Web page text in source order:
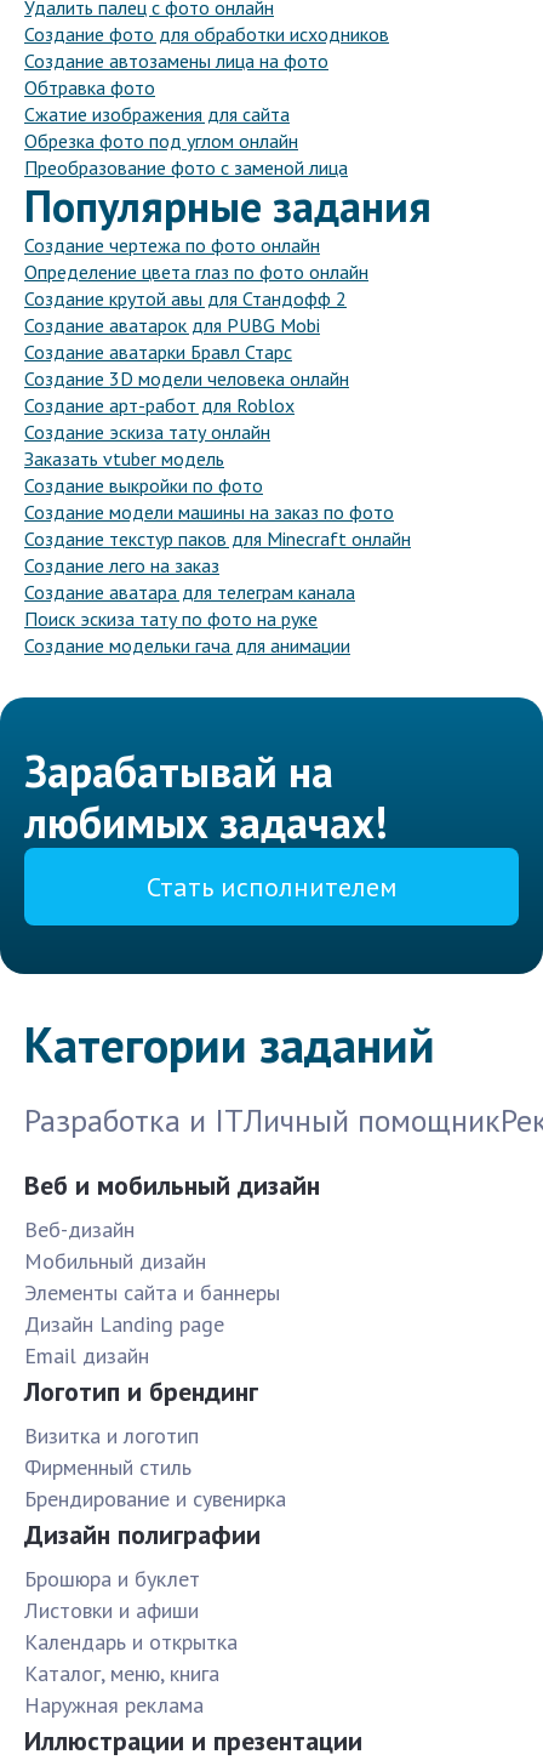
Удалить палец с фото онлайн
Создание фото для обработки исходников
Создание автозамены лица на фото
Обтравка фото
Сжатие изображения для сайта
Обрезка фото под углом онлайн
Преобразование фото с заменой лица
Популярные задания
Создание чертежа по фото онлайн
Определение цвета глаз по фото онлайн
Создание крутой авы для Стандофф 2
Создание аватарок для PUBG Mobi
Создание аватарки Бравл Старс
Создание 3D модели человека онлайн
Создание арт-работ для Roblox
Создание эскиза тату онлайн
Заказать vtuber модель
Создание выкройки по фото
Создание модели машины на заказ по фото
Создание текстур паков для Minecraft онлайн
Создание лего на заказ
Создание аватара для телеграм канала
Поиск эскиза тату по фото на руке
Создание модельки гача для анимации
Зарабатывай на
любимых задачах!
Стать исполнителем
Категории заданий
Разработка и ITЛичный помощник
Веб и мобильный дизайн
Веб-дизайн
Мобильный дизайн
Элементы сайта и баннеры
Дизайн Landing page
Email дизайн
Логотип и брендинг
Визитка и логотип
Фирменный стиль
Брендирование и сувенирка
Дизайн полиграфии
Брошюра и буклет
Листовки и афиши
Календарь и открытка
Каталог, меню, книга
Наружная реклама
Иллюстрации и презентации